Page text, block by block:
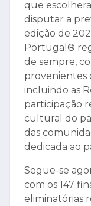
que
disputar a
edição de
Portugal®
de sempre,
provenientes
incluindo as
participação
cultural do
das
dedicada ao
Segue-se
com os 147
eliminatórias